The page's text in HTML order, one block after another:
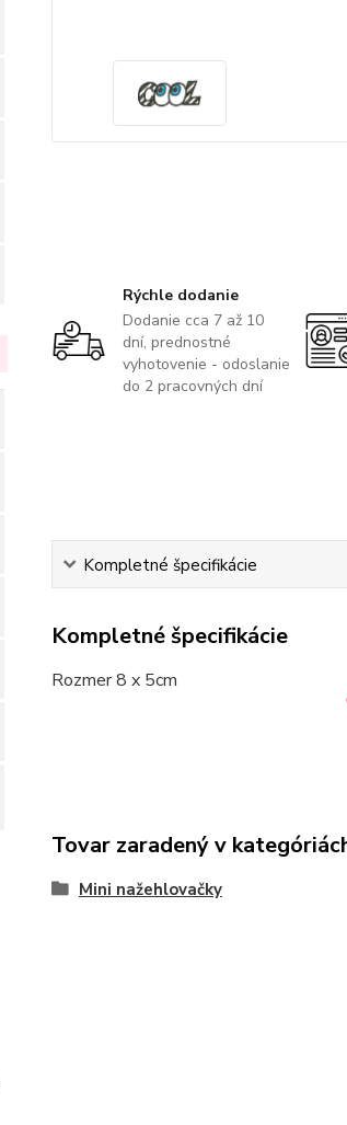
Rýchle dodanie
Dodanie cca 7 až 10
dní, prednostné
vyhotovenie - odoslanie
do 2 pracovných dní
Kompletné špecifikácie
Kompletné špecifikácie
Rozmer 8 x 5cm
Tovar zaradený v
Mini nažehlovačky